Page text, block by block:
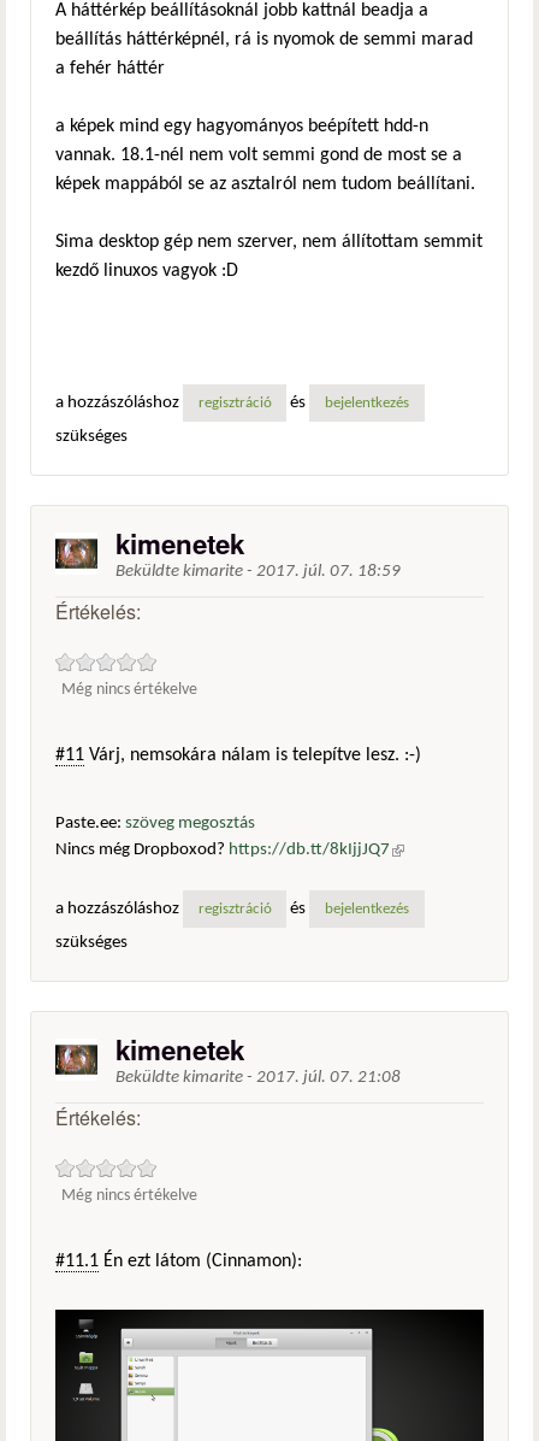
A háttérkép beállításoknál jobb kattnál beadja a
beállítás háttérképnél, rá is nyomok de semmi marad
a fehér háttér
a képek mind egy hagyományos beépített hdd-n
vannak. 18.1-nél nem volt semmi gond de most se a
képek mappából se az asztalról nem tudom beállítani.
Sima desktop gép nem szerver, nem állítottam semmit
kezdő linuxos vagyok :D
a hozzászóláshoz regisztráció és bejelentkezés
szükséges
kimenetek
Beküldte kimarite - 2017. júl. 07. 18:59
Értékelés:
Még nincs értékelve
#11 Várj, nemsokára nálam is telepítve lesz. :-)
Paste.ee: szöveg megosztás
Nincs még Dropboxod? https://db.tt/8kIjjJQ7 (külső
a hozzászóláshoz
regisztráció és bejelentkezés
szükséges
kimenetek
Beküldte kimarite - 2017. júl. 07. 21:08
Értékelés:
Még nincs értékelve
#11.1 Én ezt látom (Cinnamon):